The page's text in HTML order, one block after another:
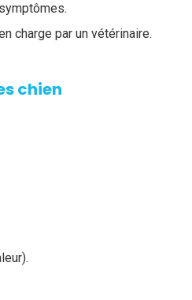
charge par un vétérinaire.
chien